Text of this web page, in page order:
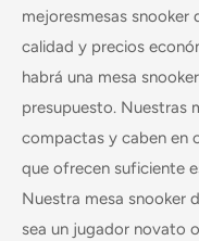
mejoresmesas snooker
calidad y precios
habrá una mesa
presupuesto. Nuestras
compactas y caben en
que ofrecen suficiente
Nuestra mesa snooker
sea un jugador novato